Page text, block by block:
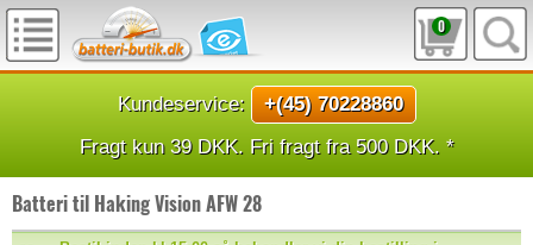
0
Kundeservice:
+(45) 70228860
Fragt kun 39 DKK. Fri fragt fra 500 DKK. *
Batteri til Haking Vision AFW 28